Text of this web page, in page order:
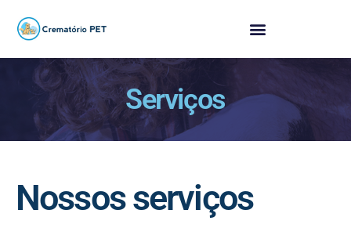
Serviços
Nossos serviços